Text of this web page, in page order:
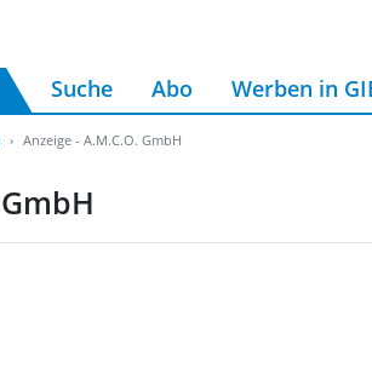
Suche Abo Werben in
Anzeige - A.M.C.O. GmbH